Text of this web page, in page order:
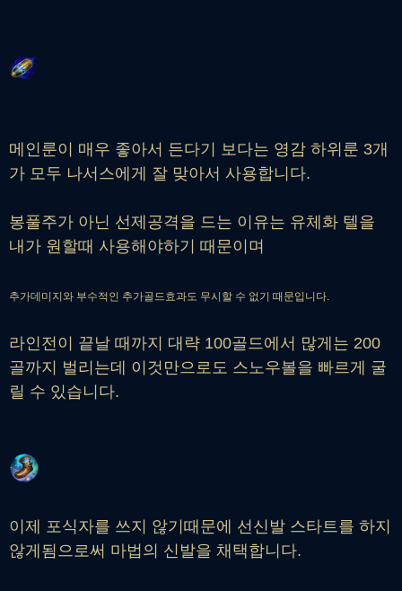
메인룬이 매우 좋아서 든다기 보다는 영감 하위룬 3개
가 모두 나서스에게 잘 맞아서 사용합니다.
봉풀주가 아닌 선제공격을 드는 이유는 유체화 텔을
내가 원할때 사용해야하기 때문이며
추가데미지와 부수적인 추가골드효과도 무시할 수 없기 때문입니다.
라인전이 끝날 때까지 대략 100골드에서 많게는 200
골까지 벌리는데 이것만으로도 스노우볼을 빠르게 굴
릴 수 있습니다.
이제 포식자를 쓰지 않기때문에 선신발 스타트를 하지
않게됨으로써 마법의 신발을 채택합니다.